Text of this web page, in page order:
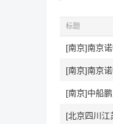
标题
[南京]南京
[南京]南京
[南京]中船
[北京四川江